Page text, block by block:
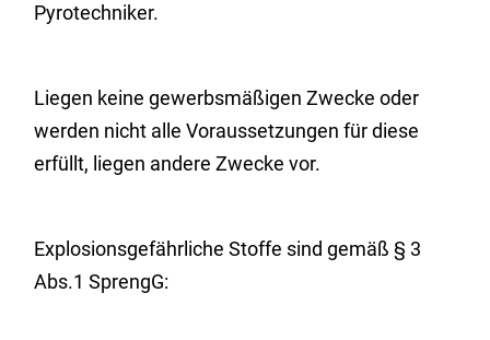
Pyrotechniker.
Liegen keine gewerbsmäßigen Zwecke oder
werden nicht alle Voraussetzungen für diese
erfüllt, liegen andere Zwecke vor.
Explosionsgefährliche Stoffe sind gemäß § 3
Abs.1 SprengG: